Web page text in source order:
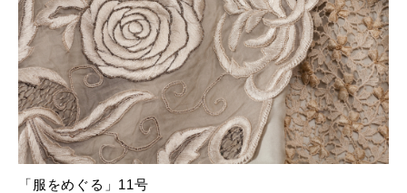
「服をめぐる」11号